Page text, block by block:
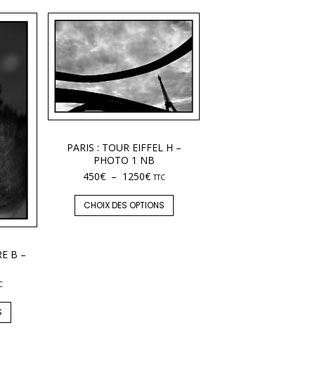
B –
PARIS : TOUR EIFFEL H –
PHOTO 1 NB
450€ – 1250€ TTC
CHOIX DES OPTIONS